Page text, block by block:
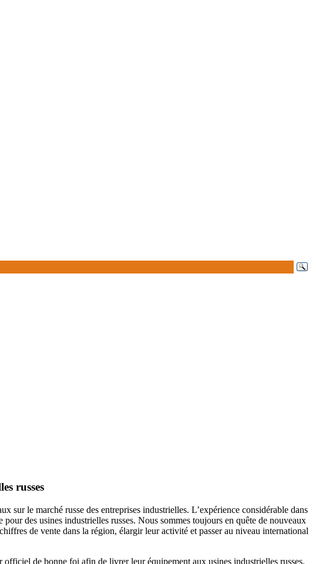
russes
le marché russe des entreprises industrielles. L’expérience considérable dans
des usines industrielles russes. Nous sommes toujours en quête de nouveaux
de vente dans la région, élargir leur activité et passer au niveau international
de bonne foi afin de livrer leur équipement aux usines industrielles russes.